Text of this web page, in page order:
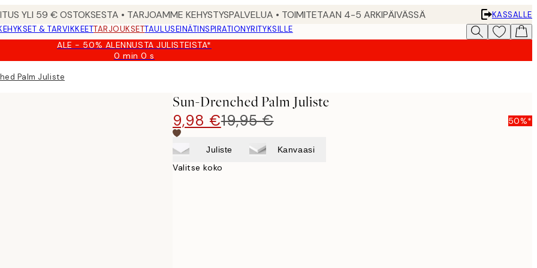
YLI 59 € OSTOKSESTA • TARJOAMME KEHYSTYSPALVELUA • TOIMITETAAN 4-5 ARKIPÄIVÄSSÄ
KASSALLE
& TARVIKKEETTARJOUKSETTAULUSEINÄTINSPIRATIONYRITYKSILLE
ALE - 50% ALENNUSTA JULISTEISTA*
0 min0 s
Voimassa
Palm Juliste
Sun-Drenched Palm Juliste
9,98 €19,95 € 50%*
Juliste Kanvaasi
Valitse koko